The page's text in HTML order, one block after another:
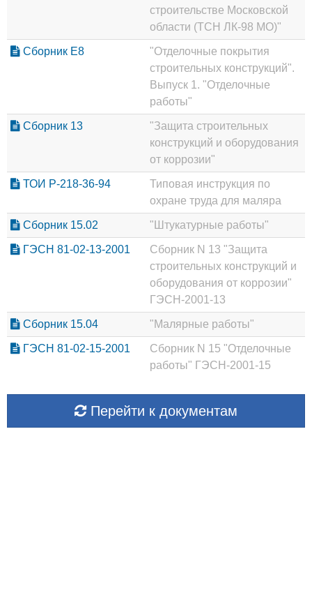
строительстве Московской
области (ТСН ЛК-98 МО)"
Сборник Е8
"Отделочные покрытия
строительных конструкций".
Выпуск 1. "Отделочные
работы"
Сборник 13
"Защита строительных
конструкций и оборудования
от коррозии"
ТОИ Р-218-36-94
Типовая инструкция по
охране труда для маляра
Сборник 15.02 "Штукатурные работы"
ГЭСН 81-02-13-2001
Сборник N 13 "Защита
строительных конструкций и
оборудования от коррозии"
ГЭСН-2001-13
Сборник 15.04 "Малярные работы"
ГЭСН 81-02-15-2001
Сборник N 15 "Отделочные
работы" ГЭСН-2001-15
Перейти к документам